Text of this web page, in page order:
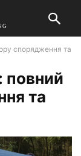
спорядження та
повний
та